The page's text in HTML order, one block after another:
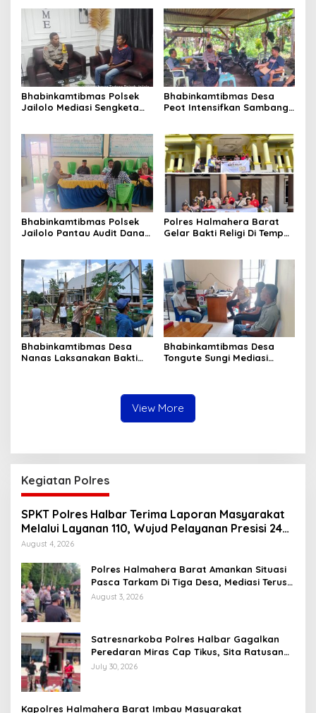
Bhabinkamtibmas Polsek
Jailolo Mediasi Sengketa
Musyawarah
Bhabinkamtibmas Desa
Peot Intensifkan Sambang
Bhabinkamtibmas Polsek
Jailolo Pantau Audit Dana
Barat
Polres Halmahera Barat
Gelar Bakti Religi Di Tempat
Bhabinkamtibmas Desa
Nanas Laksanakan Bakti
Bhabinkamtibmas Desa
Tongute Sungi Mediasi
View More
Kegiatan Polres
SPKT Polres Halbar Terima Laporan Masyarakat
Melalui Layanan 110, Wujud Pelayanan Presisi 24
Jam
August 4, 2026
Polres Halmahera Barat Amankan Situasi
Pasca Tarkam Di Tiga Desa, Mediasi Terus
Dilakukan
August 3, 2026
Satresnarkoba Polres Halbar Gagalkan
Peredaran Miras Cap Tikus, Sita Ratusan
Kantong Barang Bukti
July 30, 2026
Kapolres Halmahera Barat Imbau Masyarakat